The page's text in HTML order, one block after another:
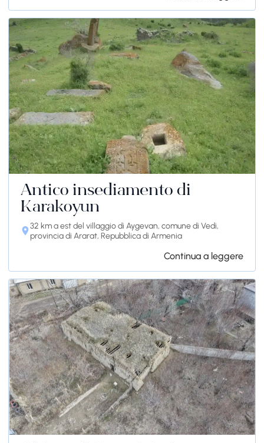
Antico insediamento di
Karakoyun
32 km a est del villaggio di Aygevan, comune di Vedi,
provincia di Ararat, Repubblica di Armenia
Continua a leggere